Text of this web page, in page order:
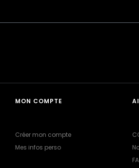
MON COMPTE
Créer mon compte
Mes infos perso